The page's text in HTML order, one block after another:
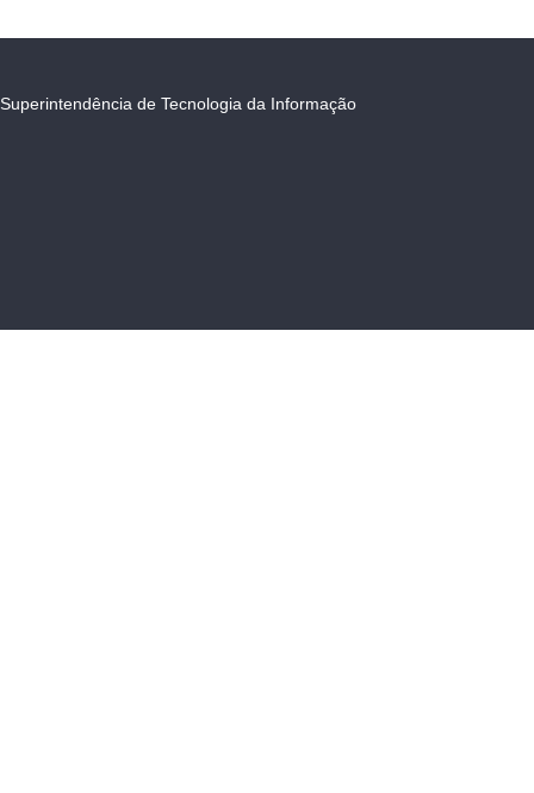
Superintendência de Tecnologia da Informação